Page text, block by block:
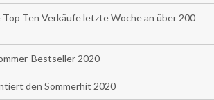
Top Ten Verkäufe letzte Woche an über 200
Bestseller 2020
den Sommerhit 2020